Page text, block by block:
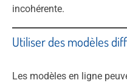
incohérente.
Utiliser des modèles
Les modèles en ligne